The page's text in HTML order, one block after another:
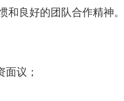
和良好的团队合作精神。
议；